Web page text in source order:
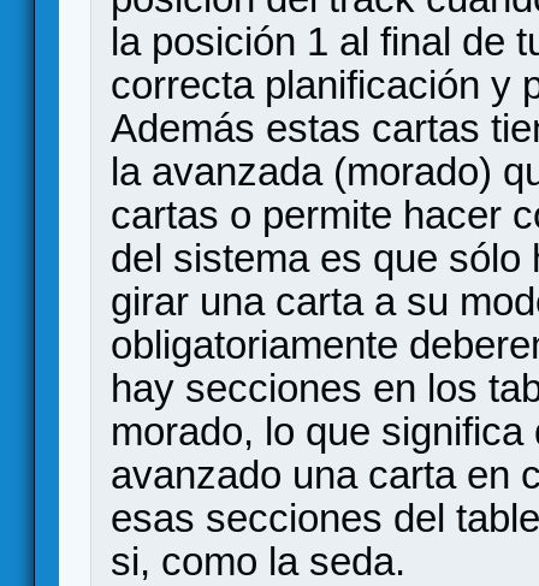
la posición 1 al final de
correcta planificación y
Además estas cartas
la avanzada (morado)
cartas o permite hacer
del sistema es que
girar una carta a su
obligatoriamente
hay secciones en los
morado, lo que
avanzado una carta en
esas secciones del
si, como la seda.